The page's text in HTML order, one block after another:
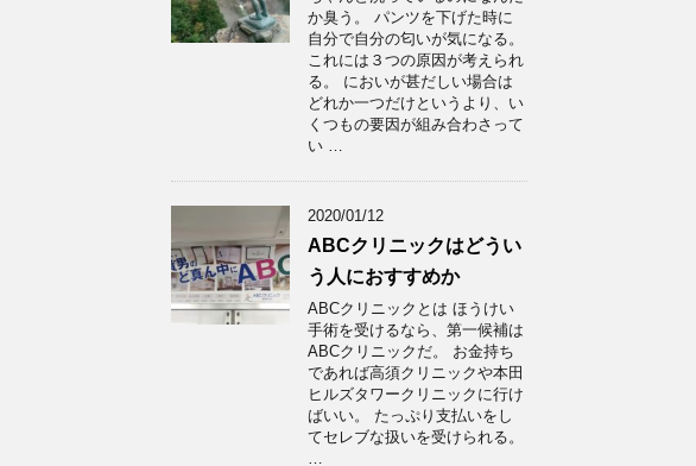
か臭う。 パンツを下げた時に
自分で自分の匂いが気になる。
これには３つの原因が考えられ
る。 においが甚だしい場合は
どれか一つだけというより、い
くつもの要因が組み合わさって
い …
2020/01/12
ABCクリニックはどうい
う人におすすめか
ABCクリニックとは ほうけい
手術を受けるなら、第一候補は
ABCクリニックだ。 お金持ち
であれば高須クリニックや本田
ヒルズタワークリニックに行け
ばいい。 たっぷり支払いをし
てセレブな扱いを受けられる。
…